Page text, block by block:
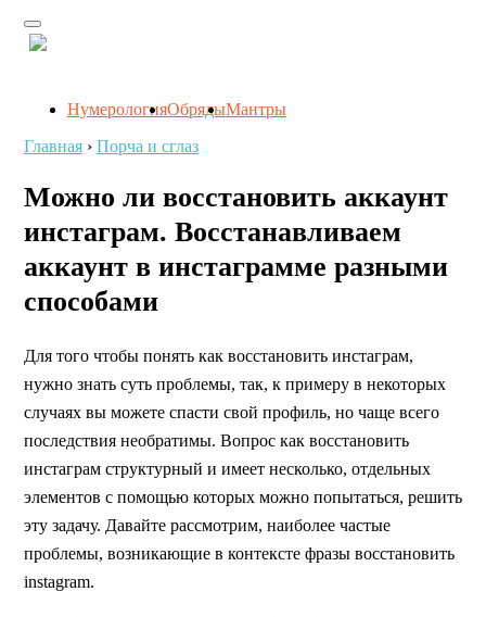
НумерологияОбрядыМантры
Главная › Порча и сглаз
Можно ли восстановить аккаунт
инстаграм. Восстанавливаем
аккаунт в инстаграмме разными
способами
Для того чтобы понять как восстановить инстаграм,
нужно знать суть проблемы, так, к примеру в некоторых
случаях вы можете спасти свой профиль, но чаще всего
последствия необратимы. Вопрос как восстановить
инстаграм структурный и имеет несколько, отдельных
элементов с помощью которых можно попытаться, решить
эту задачу. Давайте рассмотрим, наиболее частые
проблемы, возникающие в контексте фразы восстановить
instagram.